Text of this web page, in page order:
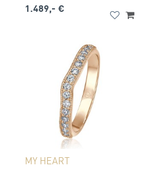
1.489,- €
MY HEART